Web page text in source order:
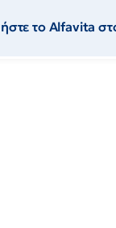
το Αlfavita